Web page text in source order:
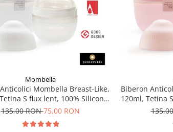
vase.
flexibila si reciclabila
Mombella
Mombella Breast-Like,
S flux lent, 100% Silicon,
Ivory
135,00 RON75,00 RON
Biberon
120ml, Tetina